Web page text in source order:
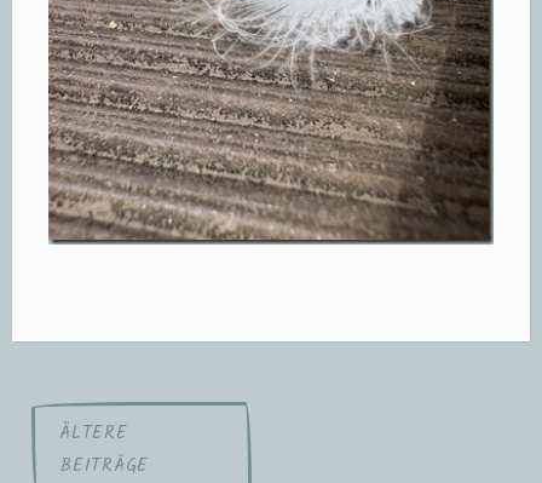
Beitragsnavigation
ÄLTERE
BEITRÄGE